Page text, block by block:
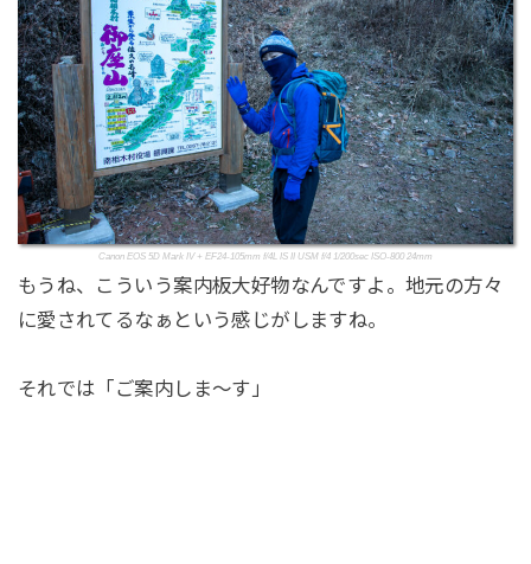
Canon EOS 5D Mark IV + EF24-105mm f/4L IS II USM f/4 1/200sec ISO-800 24mm
もうね、こういう案内板大好物なんですよ。地元の方々
に愛されてるなぁという感じがしますね。
それでは「ご案内しま～す」